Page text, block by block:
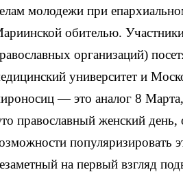
молодежи при
обителью.
организаций)
университет и
— это аналог 8
православный женский
популяризировать
на первый взгляд